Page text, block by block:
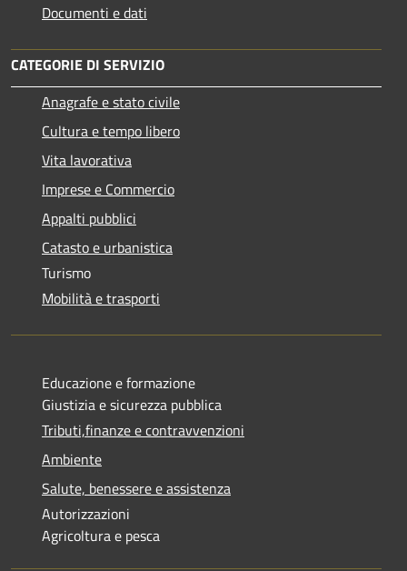
Documenti e dati
CATEGORIE DI SERVIZIO
Anagrafe e stato civile
Cultura e tempo libero
Vita lavorativa
Imprese e Commercio
Appalti pubblici
Catasto e urbanistica
Turismo
Mobilità e trasporti
Educazione e formazione
Giustizia e sicurezza pubblica
Tributi,finanze e contravvenzioni
Ambiente
Salute, benessere e assistenza
Autorizzazioni
Agricoltura e pesca